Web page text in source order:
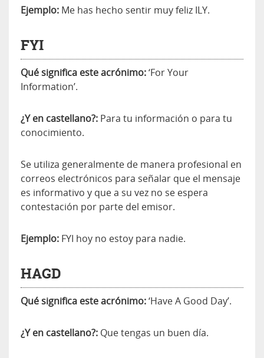
Ejemplo: Me has hecho sentir muy feliz ILY.
FYI
Qué significa este acrónimo:‘For Your
Information’.
¿Y en castellano?: Para tu información o para tu
conocimiento.
Se utiliza generalmente de manera profesional en
correos electrónicos para señalar que el mensaje
es informativo y que a su vez no se espera
contestación por parte del emisor.
Ejemplo: FYI hoy no estoy para nadie.
HAGD
Qué significa este acrónimo:‘Have A Good Day’.
¿Y en castellano?: Que tengas un buen día.